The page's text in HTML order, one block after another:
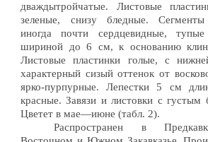
дваждытройчатые. Листовые
зеленые, снизу бледные. Сегменты
иногда почти сердцевидные,
шириной до 6 см, к основанию
Листовые пластинки голые, с
характерный сизый оттенок от
ярко-пурпурные. Лепестки 5 см
красные. Завязи и листовки с
Цветет в мае—июне (табл. 2).
Распространен в